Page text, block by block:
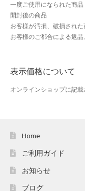
スプリングセール
セール
プライバシーポリシー
ベンダーメンバーシップ
ベンダー登録
一度ご使用になられた商品
開封後の商品
お客様が汚損、破損された
お客様のご都合による返品
表示価格について
オンラインショップに記
Home
ご利用ガイド
お知らせ
ブログ